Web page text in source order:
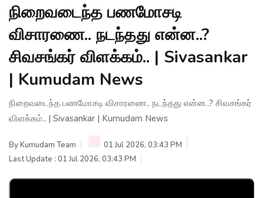
நிறைவடைந்த பணமோசடி
விசாரணை.. நடந்தது என்ன..?
சிவசங்கர் விளக்கம்.. | Sivasankar
| Kumudam News
நிறைவடைந்த பணமோசடி விசாரணை.. நடந்தது என்ன..? சிவசங்கர்
விளக்கம்.. | Sivasankar | Kumudam News
ByKumudam Team
01 Jul 2026, 03:43 PM
Last Update : 01 Jul 2026, 03:43 PM